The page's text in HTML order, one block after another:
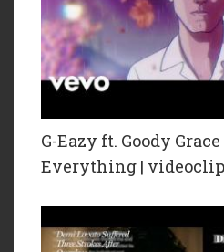
G-Eazy ft. Goody
Everything | videoclip